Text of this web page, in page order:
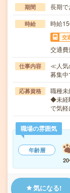
期間 長期で
時給 時給
交
交通
仕事内容
≪人気
募集
応募資格
職種未
◆未経
で気
職場の雰囲気
年齢層
気になる!